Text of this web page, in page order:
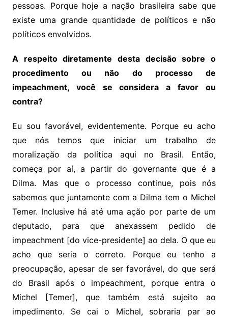
pessoas. Porque hoje a nação brasileira sabe que
existe uma grande quantidade de políticos e não
políticos envolvidos.
A respeito diretamente desta decisão sobre o
procedimento ou não do processo de
impeachment, você se considera a favor ou
contra?
Eu sou favorável, evidentemente. Porque eu acho
que nós temos que iniciar um trabalho de
moralização da política aqui no Brasil. Então,
começa por aí, a partir do governante que é a
Dilma. Mas que o processo continue, pois nós
sabemos que juntamente com a Dilma tem o Michel
Temer. Inclusive há até uma ação por parte de um
deputado, para que anexassem pedido de
impeachment [do vice-presidente] ao dela. O que eu
acho que seria o correto. Porque eu tenho a
preocupação, apesar de ser favorável, do que será
do Brasil após o impeachment, porque entra o
Michel [Temer], que também está sujeito ao
impedimento. Se cai o Michel, sobraria par ao